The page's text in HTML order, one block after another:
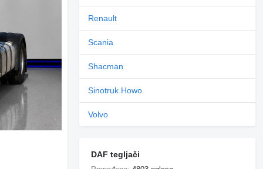
Renault
Scania
Shacman
Sinotruk Howo
Volvo
DAF tegljači